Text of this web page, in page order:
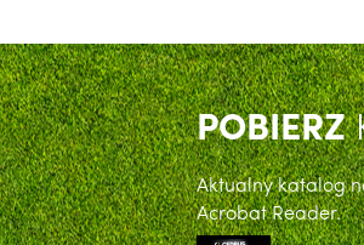
POBIERZ
Aktualny katalog
Acrobat Reader.